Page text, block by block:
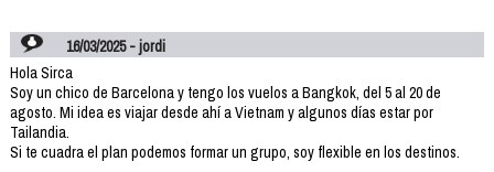
16/03/2025 - jordi
Hola Sirca
Soy un chico de Barcelona y tengo los vuelos a Bangkok, del 5 al 20 de
agosto. Mi idea es viajar desde ahí a Vietnam y algunos días estar por
Tailandia.
Si te cuadra el plan podemos formar un grupo, soy flexible en los destinos.